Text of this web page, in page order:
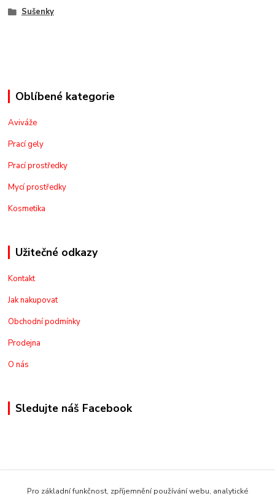
Sušenky
Oblíbené kategorie
Aviváže
Prací gely
Prací prostředky
Mycí prostředky
Kosmetika
Užitečné odkazy
Kontakt
Jak nakupovat
Obchodní podmínky
Prodejna
O nás
Sledujte náš Facebook
Pro základní funkčnost, zpříjemnění používání webu, analytické